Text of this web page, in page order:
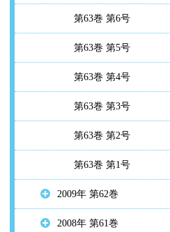
第63巻 第6号
第63巻 第5号
第63巻 第4号
第63巻 第3号
第63巻 第2号
第63巻 第1号
2009年 第62巻
2008年 第61巻